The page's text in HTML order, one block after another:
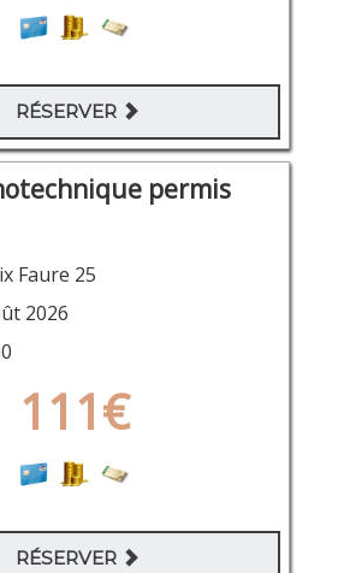
RÉSERVER
permis
Faure 25
2026
111€
RÉSERVER